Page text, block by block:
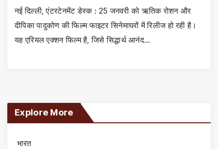
नई दिल्ली, एंटरटेनमेंट डेस्क : 25 जनवरी को ऋतिक रोशन और
दीपिका पादुकोण की फिल्म फाइटर सिनेमाघरों में रिलीज हो रही है।
यह एरियल एक्शन फिल्म है, जिसे सिद्धार्थ आनंद…
Explore More
भारत